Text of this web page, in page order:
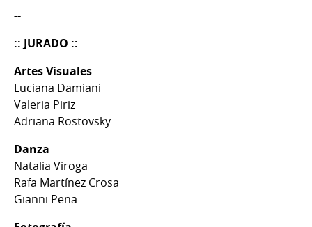
--
:: JURADO ::
Artes Visuales
Luciana Damiani
Valeria Piriz
Adriana Rostovsky
Danza
Natalia Viroga
Rafa Martínez Crosa
Gianni Pena